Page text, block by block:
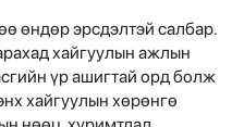
өндөр эрсдэлтэй салбар.
хайгуулын ажлын
үр ашигтай орд болж
хайгуулын хөрөнгө